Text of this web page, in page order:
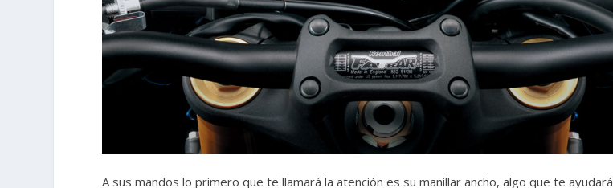
A sus mandos lo primero que te llamará la atención es su manillar ancho, algo que te ayudará